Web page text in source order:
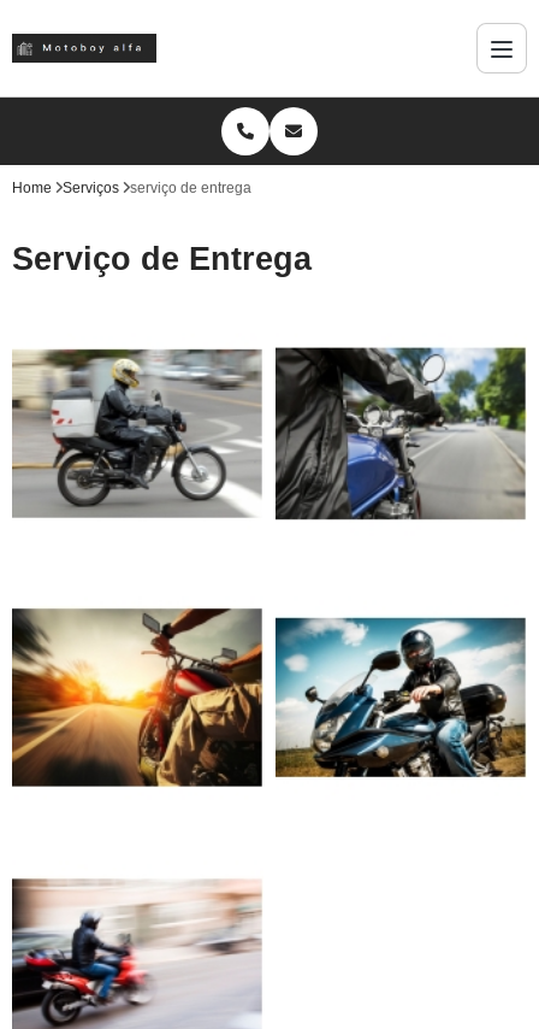
Home Serviços serviço de entrega
Serviço de Entrega